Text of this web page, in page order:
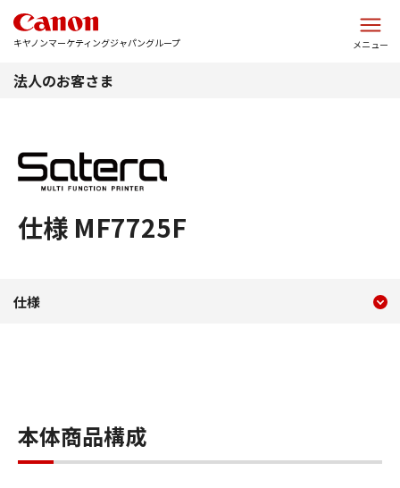
キヤノンマーケティングジャパングループ メニュー
法人のお客さま
仕様 MF7725F
仕様
本体商品構成